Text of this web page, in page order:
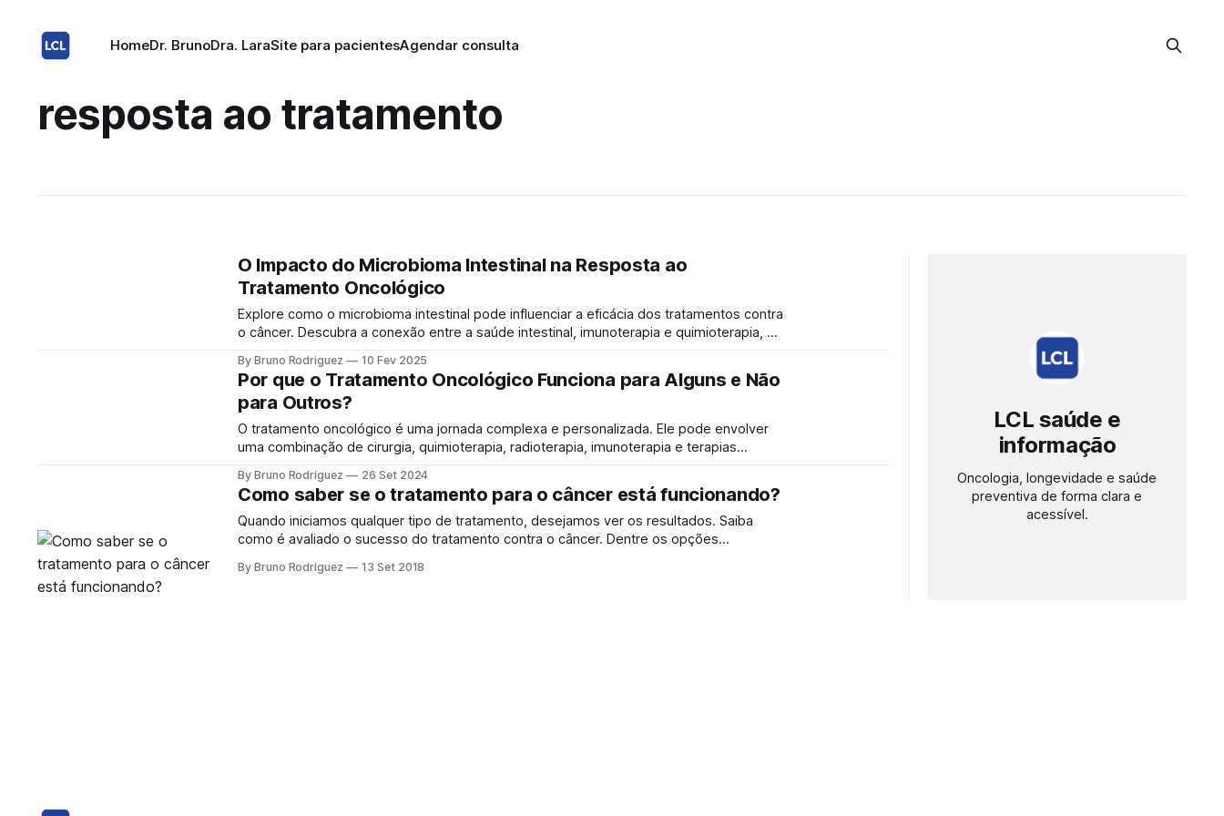
HomeDr. BrunoDra. LaraSite para pacientesAgendar consulta
resposta ao tratamento
O Impacto do Microbioma Intestinal na Resposta ao
Tratamento Oncológico
Explore como o microbioma intestinal pode influenciar a eficácia dos tratamentos contra
o câncer. Descubra a conexão entre a saúde intestinal, imunoterapia e quimioterapia, e
microbioma intestinal refere-se à vasta comunidade de micro-organismos que habitam
nosso trato
By Bruno Rodriguez 10 Fev 2025
Por que o Tratamento Oncológico Funciona para Alguns e Não
para Outros?
O tratamento oncológico é uma jornada complexa e personalizada. Ele pode envolver
uma combinação de cirurgia, quimioterapia, radioterapia, imunoterapia e terapias
cancerígenas. 1. tratonco No entanto, uma questão comum que muitos pacientes e
familiares se perguntam é:
By Bruno Rodriguez 26 Set 2024
Como saber se o tratamento para o câncer está funcionando?
Quando iniciamos qualquer tipo de tratamento, desejamos ver os resultados. Saiba
como é avaliado o sucesso do tratamento contra o câncer. Dentre os opções
imunoterapia), sabemos que não há um tratamento universal que funcione para todos.
By Bruno Rodriguez 13 Set 2018
LCL saúde e
informação
Oncologia, longevidade e saúde
preventiva de forma clara e
acessível.